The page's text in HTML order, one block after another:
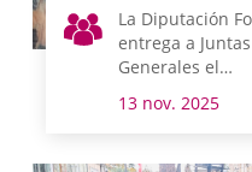
La Diputación
entrega a Juntas
Generales el
presupuestario
13 nov. 2025